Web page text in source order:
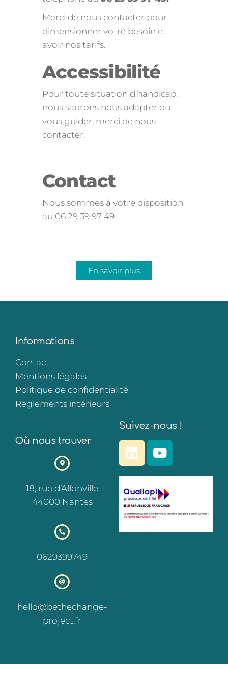
Merci de nous contacter pour
dimensionner votre besoin et
avoir nos tarifs.
Accessibilité
Pour toute situation d’handicap,
nous saurons nous adapter ou
vous guider, merci de nous
contacter.
Contact
Nous sommes à votre disposition
au 06 29 39 97 49
.
En savoir plus
Informations
Contact
Mentions légales
Politique de confidentialité
Règlements intérieurs
Où nous trouver
18, rue d’Allonville
44000 Nantes
0629399749
hello@bethechange-
project.fr
Suivez-nous !